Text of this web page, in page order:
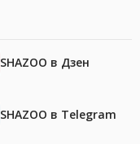
SHAZOO в Дзен
SHAZOO в Telegram